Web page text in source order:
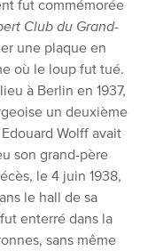
fut commémorée
Club du Grand-
une plaque en
où le loup fut tué.
à Berlin en 1937,
un deuxième
Wolff avait
son grand-père
le 4 juin 1938,
le hall de sa
enterré dans la
sans même